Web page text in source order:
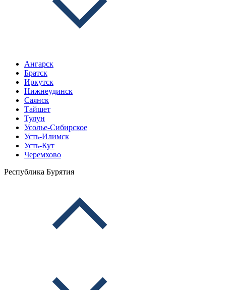
Ангарск
Братск
Иркутск
Нижнеудинск
Саянск
Тайшет
Тулун
Усолье-Сибирское
Усть-Илимск
Усть-Кут
Черемхово
Республика Бурятия